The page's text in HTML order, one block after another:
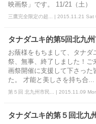
映画祭」です。 11/21（土）
三鷹完全限定の超... | 2015.11.21 Sat
タナダユキ的第5回北九
お蔭様をもちまして、タナ
祭、無事、終了しました！ご
画祭開催に支援して下さった
た。 才能と美しさを持ち合...
第５回 北九州市民... | 2015.11.09
タナダユキ的第５回北九